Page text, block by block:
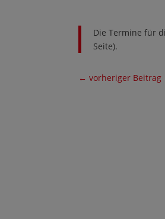
Die Termine für
Seite).
← vorheriger Beitrag